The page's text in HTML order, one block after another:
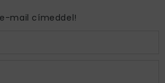
mail címeddel!